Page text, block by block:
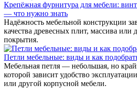
Крепёжная фурнитура для мебели:
— что нужно знать
Надёжность мебельной конструкции
качества древесных плит, массива или
покрытия.
Петли мебельные: виды и как
Мебельная петля — небольшая, но
которой зависит удобство
или другой корпусной мебели.